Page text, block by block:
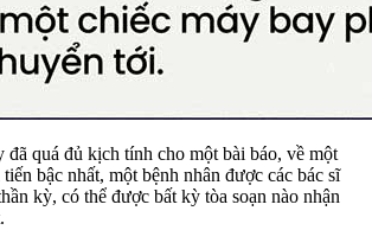
đã quá đủ kịch tính cho một bài báo, về một
bậc nhất, một bệnh nhân được các bác sĩ
kỳ, có thể được bất kỳ tòa soạn nào nhận